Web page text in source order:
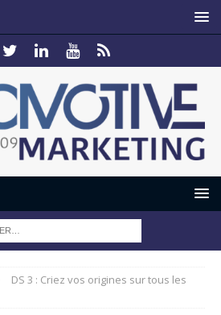
DS 3 : Criez vos origines sur tous les